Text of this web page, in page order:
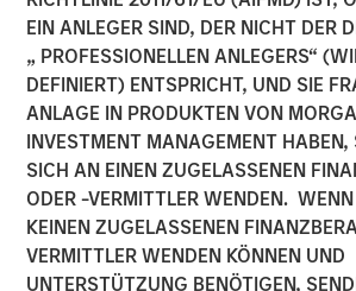
EIN ANLEGER SIND, DER NICHT DER
„ PROFESSIONELLEN ANLEGERS“
DEFINIERT) ENTSPRICHT, UND SIE
ANLAGE IN PRODUKTEN VON
INVESTMENT MANAGEMENT HABEN,
SICH AN EINEN ZUGELASSENEN
ODER -VERMITTLER WENDEN.
KEINEN ZUGELASSENEN
VERMITTLER WENDEN KÖNNEN UND
UNTERSTÜTZUNG BENÖTIGEN,
Enterprises With
Million in Seed
by Factory
08 NOVEMBER 2023